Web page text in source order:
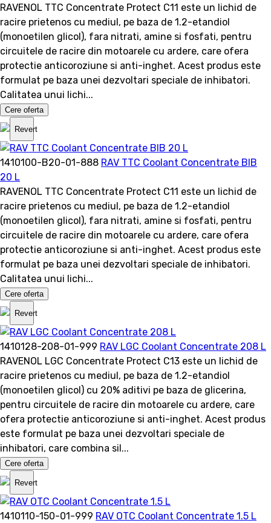
RAVENOL TTC Concentrate Protect C11 este un lichid de
racire prietenos cu mediul, pe baza de 1.2-etandiol
(monoetilen glicol), fara nitrati, amine si fosfati, pentru
circuitele de racire din motoarele cu ardere, care ofera
protectie anticoroziune si anti-inghet. Acest produs este
formulat pe baza unei dezvoltari speciale de inhibatori.
Calitatea unui lichi...
Cere oferta
Revert
1410100-B20-01-888 RAV TTC Coolant Concentrate BIB
20 L
RAVENOL TTC Concentrate Protect C11 este un lichid de
racire prietenos cu mediul, pe baza de 1.2-etandiol
(monoetilen glicol), fara nitrati, amine si fosfati, pentru
circuitele de racire din motoarele cu ardere, care ofera
protectie anticoroziune si anti-inghet. Acest produs este
formulat pe baza unei dezvoltari speciale de inhibatori.
Calitatea unui lichi...
Cere oferta
Revert
1410128-208-01-999 RAV LGC Coolant Concentrate 208 L
RAVENOL LGC Concentrate Protect C13 este un lichid de
racire prietenos cu mediul, pe baza de 1.2-etandiol
(monoetilen glicol) cu 20% aditivi pe baza de glicerina,
pentru circuitele de racire din motoarele cu ardere, care
ofera protectie anticoroziune si anti-inghet. Acest produs
este formulat pe baza unei dezvoltari speciale de
inhibatori, care combina sil...
Cere oferta
Revert
1410110-150-01-999 RAV OTC Coolant Concentrate 1.5 L